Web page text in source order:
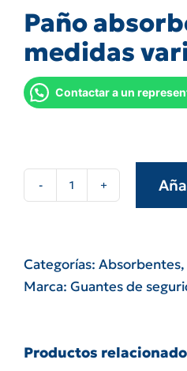
Paño
medidas
Contactar a un
medidas
varias
Categorías: Absorbentes,
Marca: Guantes de
Productos